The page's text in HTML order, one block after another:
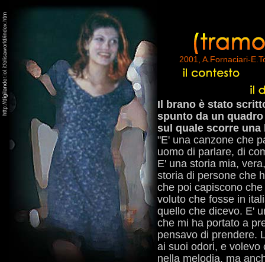
2001, A.Fornaciari-
Il brano è stato
spunto da un
sul quale scorre
"E' una canzone che
uomo di parlare, di
E' una storia mia,
storia di persone che
che poi capiscono
voluto che fosse in
quello che dicevo. E'
che mi ha portato a
pensavo di prendere.
ai suoi odori, e volevo
nella melodia, ma